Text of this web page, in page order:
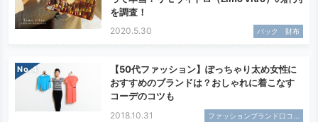
を調査！
2020.5.30 バック 財布
No.
【50代ファッション】ぽっちゃり太め女性に
おすすめのブランドは？おしゃれに着こなす
コーデのコツも
2018.10.31 ファッションブランド口コ...